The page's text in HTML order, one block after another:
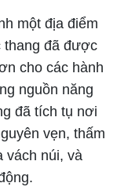
một địa điểm
thang đã được
cho các hành
nguồn năng
đã tích tụ nơi
vẹn, thấm
vách núi, và